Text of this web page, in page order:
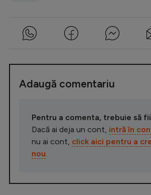
Adaugă comentariu
Pentru a comenta, trebuie să
Dacă ai deja un cont, intră în
nu ai cont, click aici pentru a
nou